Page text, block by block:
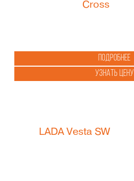
Cross
Подробнее
Узнать цену
LADA Vesta SW